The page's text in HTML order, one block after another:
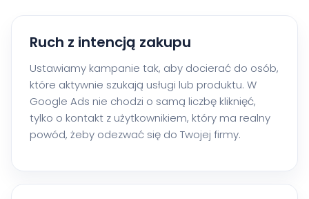
Ruch z intencją zakupu
Ustawiamy kampanie tak, aby docierać do osób,
które aktywnie szukają usługi lub produktu. W
Google Ads nie chodzi o samą liczbę kliknięć,
tylko o kontakt z użytkownikiem, który ma realny
powód, żeby odezwać się do Twojej firmy.